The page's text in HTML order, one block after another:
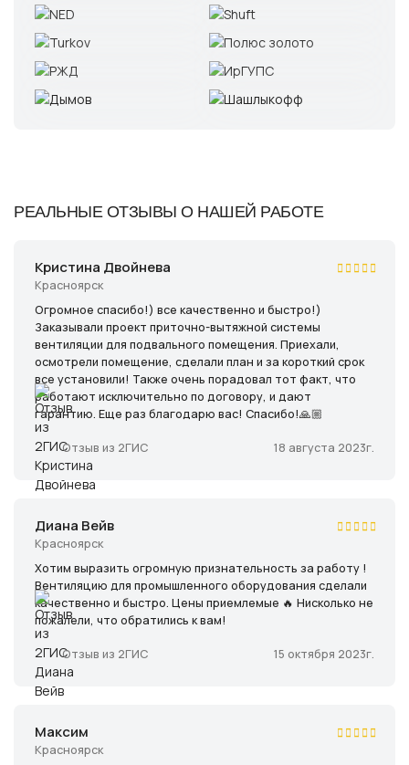
РЕАЛЬНЫЕ ОТЗЫВЫ О НАШЕЙ РАБОТЕ
Кристина Двойнева
Красноярск
Огромное спасибо!) все качественно и быстро!)
Заказывали проект приточно-вытяжной системы
вентиляции для подвального помещения. Приехали,
осмотрели помещение, сделали план и за короткий срок
все установили! Также очень порадовал тот факт, что
работают исключительно по договору, и дают
гарантию. Еще раз благодарю вас! Спасибо!🙏🏼
Отзыв из 2ГИС 18 августа 2023г.
Диана Вейв
Красноярск
Хотим выразить огромную признательность за работу !
Вентиляцию для промышленного оборудования сделали
качественно и быстро. Цены приемлемые 🔥 Нисколько не
пожалели, что обратились к вам!
Отзыв из 2ГИС 15 октября 2023г.
Максим
Красноярск